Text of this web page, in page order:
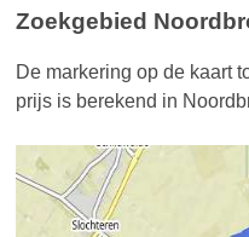
Zoekgebied
De markering op de kaart
prijs is berekend in